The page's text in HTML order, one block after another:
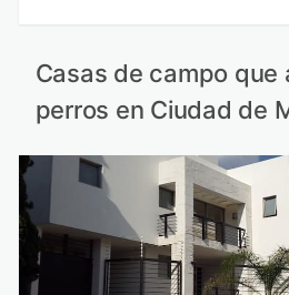
Casas de campo que
perros en Ciudad de